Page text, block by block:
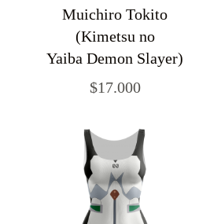
Muichiro Tokito
(Kimetsu no
Yaiba Demon Slayer)
$17.000